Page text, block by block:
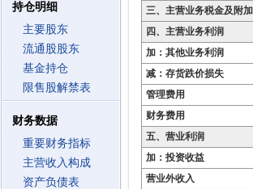
持仓明细
主要股东
流通股股东
基金持仓
限售股解禁表
财务数据
重要财务指标
主营收入构成
资产负债表
三、主营业务税金及附加
四、主营业务利润
加：其他业务利润
减：存货跌价损失
管理费用
财务费用
五、营业利润
加：投资收益
营业外收入